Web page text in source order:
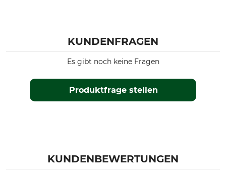
KUNDENFRAGEN
Produktfrage stellen
Es gibt noch keine Fragen
KUNDENBEWERTUNGEN